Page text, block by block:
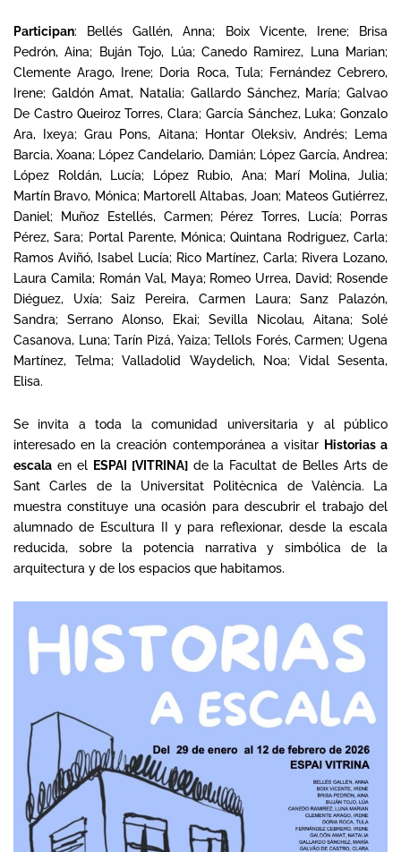
Participan: Bellés Gallén, Anna; Boix Vicente, Irene; Brisa
Pedrón, Aina; Buján Tojo, Lúa; Canedo Ramirez, Luna Marian;
Clemente Arago, Irene; Doria Roca, Tula; Fernández Cebrero,
Irene; Galdón Amat, Natalia; Gallardo Sánchez, María; Galvao
De Castro Queiroz Torres, Clara; García Sánchez, Luka; Gonzalo
Ara, Ixeya; Grau Pons, Aitana; Hontar Oleksiv, Andrés; Lema
Barcia, Xoana; López Candelario, Damián; López García, Andrea;
López Roldán, Lucía; López Rubio, Ana; Marí Molina, Julia;
Martín Bravo, Mónica; Martorell Altabas, Joan; Mateos Gutiérrez,
Daniel; Muñoz Estellés, Carmen; Pérez Torres, Lucía; Porras
Pérez, Sara; Portal Parente, Mónica; Quintana Rodriguez, Carla;
Ramos Aviñó, Isabel Lucía; Rico Martínez, Carla; Rivera Lozano,
Laura Camila; Román Val, Maya; Romeo Urrea, David; Rosende
Diéguez, Uxía; Saiz Pereira, Carmen Laura; Sanz Palazón,
Sandra; Serrano Alonso, Ekai; Sevilla Nicolau, Aitana; Solé
Casanova, Luna; Tarín Pizá, Yaiza; Tellols Forés, Carmen; Ugena
Martínez, Telma; Valladolid Waydelich, Noa; Vidal Sesenta,
Elisa.
Se invita a toda la comunidad universitaria y al público
interesado en la creación contemporánea a visitar Historias a
escala en el ESPAI [VITRINA]de la Facultat de Belles Arts de
Sant Carles de la Universitat Politècnica de València. La
muestra constituye una ocasión para descubrir el trabajo del
alumnado de Escultura II y para reflexionar, desde la escala
reducida, sobre la potencia narrativa y simbólica de la
arquitectura y de los espacios que habitamos.